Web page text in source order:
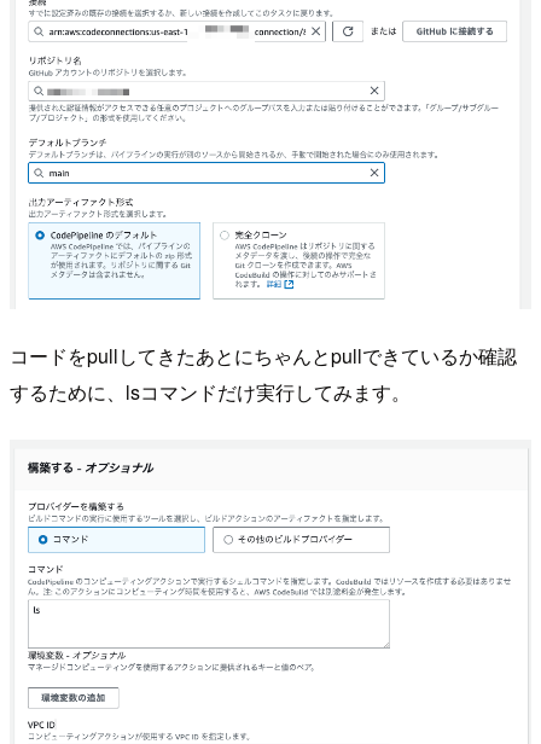
コードをpullしてきたあとにちゃんとpullできているか確認
するために、lsコマンドだけ実行してみます。